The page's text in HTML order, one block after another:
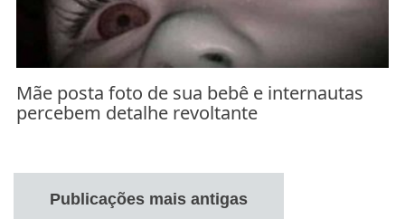
Mãe posta foto de sua bebê e internautas
percebem detalhe revoltante
Publicações mais antigas